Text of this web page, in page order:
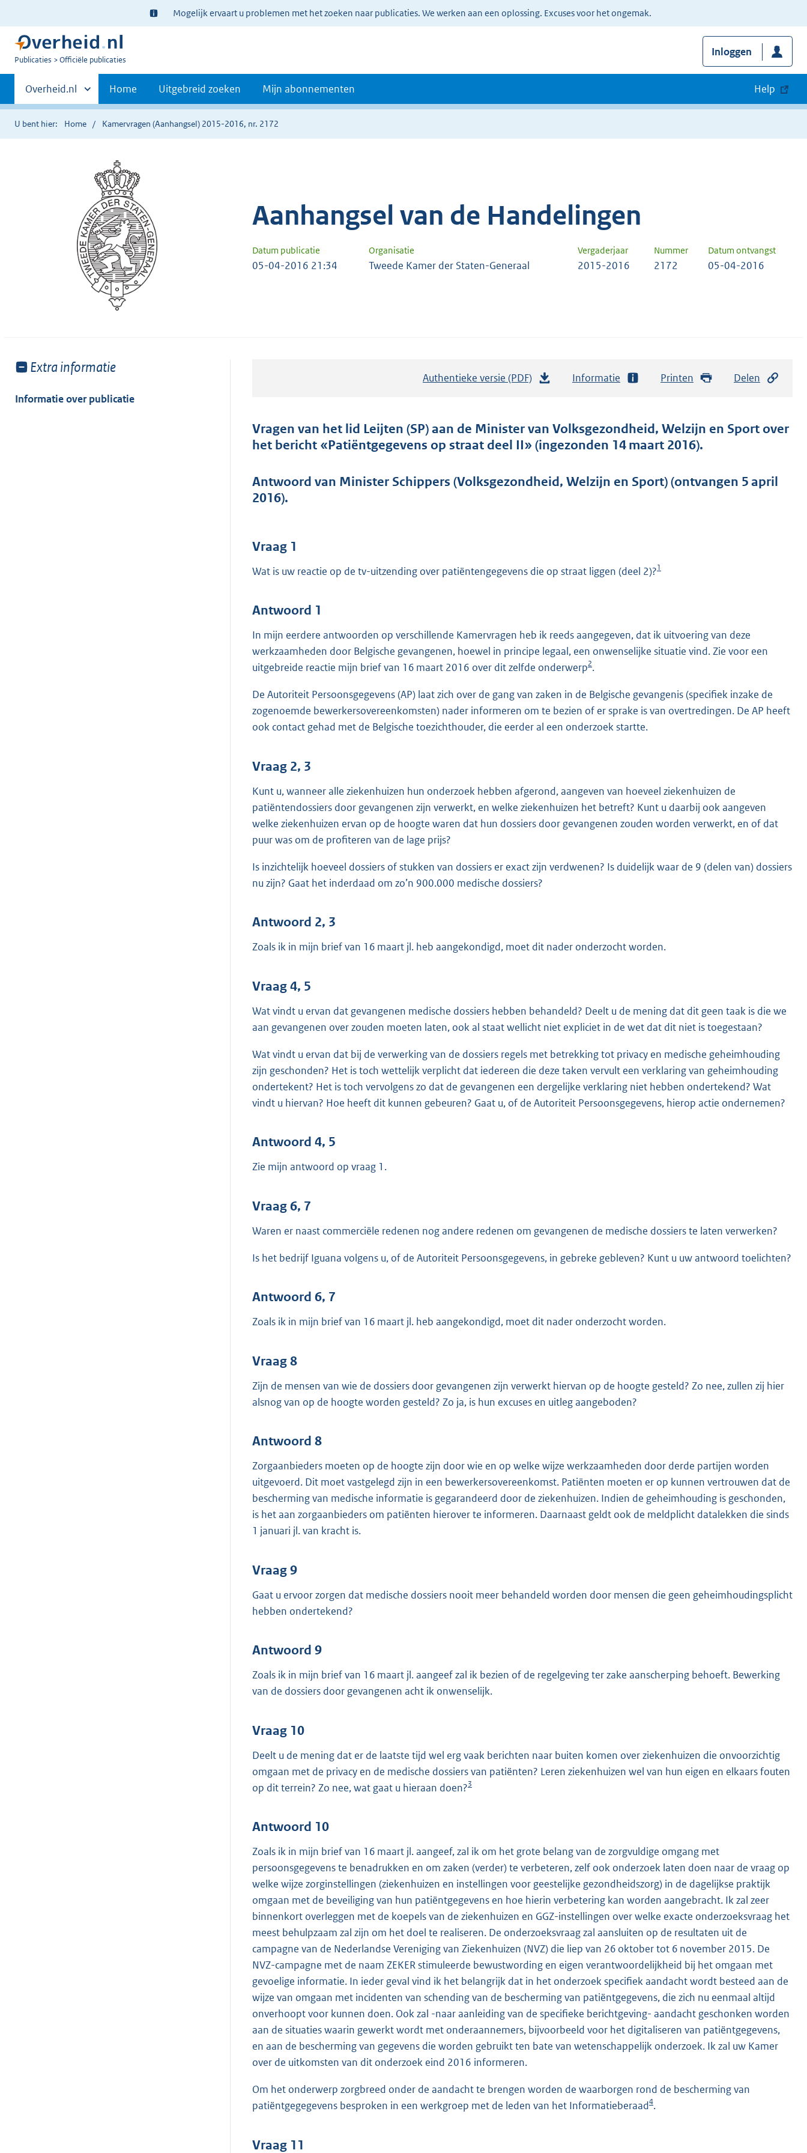
Ter
informatie:
Mogelijk ervaart u problemen met het zoeken naar publicaties. We werken aan een oplossing. Excuses voor het ongemak.
U
Publicaties Officiële publicaties
Inloggen
Primaire
navigatie
Andere
sites
binnen
Overheid.nl Home Uitgebreid zoeken Mijn abonnementen Help
U bent hier: Home Kamervragen (Aanhangsel) 2015-2016, nr. 2172
Aanhangsel van de Handelingen
Datum publicatie Organisatie Vergaderjaar Nummer Datum ontvangst
05-04-2016 21:34 Tweede Kamer der Staten-Generaal 2015-2016 2172 05-04-2016
Toon
van:
Extra informatie
Informatie over publicatie
Authentieke versie (PDF)
t
a
d
t
4
5
K
Informatie Printen Delen
Vragen van het lid Leijten (SP) aan de Minister van Volksgezondheid, Welzijn en Sport over
het bericht «Patiëntgegevens op straat deel II» (ingezonden 14 maart 2016).
Antwoord van Minister Schippers (Volksgezondheid, Welzijn en Sport) (ontvangen 5 april
2016).
Vraag 1
Wat is uw reactie op de tv-uitzending over patiëntengegevens die op straat liggen (deel 2)?1
Antwoord 1
In mijn eerdere antwoorden op verschillende Kamervragen heb ik reeds aangegeven, dat ik uitvoering van deze
werkzaamheden door Belgische gevangenen, hoewel in principe legaal, een onwenselijke situatie vind. Zie voor een
uitgebreide reactie mijn brief van 16 maart 2016 over dit zelfde onderwerp2.
De Autoriteit Persoonsgegevens (AP) laat zich over de gang van zaken in de Belgische gevangenis (specifiek inzake de
zogenoemde bewerkersovereenkomsten) nader informeren om te bezien of er sprake is van overtredingen. De AP heeft
ook contact gehad met de Belgische toezichthouder, die eerder al een onderzoek startte.
Vraag 2, 3
Kunt u, wanneer alle ziekenhuizen hun onderzoek hebben afgerond, aangeven van hoeveel ziekenhuizen de
patiëntendossiers door gevangenen zijn verwerkt, en welke ziekenhuizen het betreft? Kunt u daarbij ook aangeven
welke ziekenhuizen ervan op de hoogte waren dat hun dossiers door gevangenen zouden worden verwerkt, en of dat
puur was om de profiteren van de lage prijs?
Is inzichtelijk hoeveel dossiers of stukken van dossiers er exact zijn verdwenen? Is duidelijk waar de 9 (delen van) dossiers
nu zijn? Gaat het inderdaad om zo’n 900.000 medische dossiers?
Antwoord 2, 3
Zoals ik in mijn brief van 16 maart jl. heb aangekondigd, moet dit nader onderzocht worden.
Vraag 4, 5
Wat vindt u ervan dat gevangenen medische dossiers hebben behandeld? Deelt u de mening dat dit geen taak is die we
aan gevangenen over zouden moeten laten, ook al staat wellicht niet expliciet in de wet dat dit niet is toegestaan?
Wat vindt u ervan dat bij de verwerking van de dossiers regels met betrekking tot privacy en medische geheimhouding
zijn geschonden? Het is toch wettelijk verplicht dat iedereen die deze taken vervult een verklaring van geheimhouding
ondertekent? Het is toch vervolgens zo dat de gevangenen een dergelijke verklaring niet hebben ondertekend? Wat
vindt u hiervan? Hoe heeft dit kunnen gebeuren? Gaat u, of de Autoriteit Persoonsgegevens, hierop actie ondernemen?
Antwoord 4, 5
Zie mijn antwoord op vraag 1.
Vraag 6, 7
Waren er naast commerciële redenen nog andere redenen om gevangenen de medische dossiers te laten verwerken?
Is het bedrijf Iguana volgens u, of de Autoriteit Persoonsgegevens, in gebreke gebleven? Kunt u uw antwoord toelichten?
Antwoord 6, 7
Zoals ik in mijn brief van 16 maart jl. heb aangekondigd, moet dit nader onderzocht worden.
Vraag 8
Zijn de mensen van wie de dossiers door gevangenen zijn verwerkt hiervan op de hoogte gesteld? Zo nee, zullen zij hier
alsnog van op de hoogte worden gesteld? Zo ja, is hun excuses en uitleg aangeboden?
Antwoord 8
Zorgaanbieders moeten op de hoogte zijn door wie en op welke wijze werkzaamheden door derde partijen worden
uitgevoerd. Dit moet vastgelegd zijn in een bewerkersovereenkomst. Patiënten moeten er op kunnen vertrouwen dat de
bescherming van medische informatie is gegarandeerd door de ziekenhuizen. Indien de geheimhouding is geschonden,
is het aan zorgaanbieders om patiënten hierover te informeren. Daarnaast geldt ook de meldplicht datalekken die sinds
1 januari jl. van kracht is.
Vraag 9
Gaat u ervoor zorgen dat medische dossiers nooit meer behandeld worden door mensen die geen geheimhoudingsplicht
hebben ondertekend?
Antwoord 9
Zoals ik in mijn brief van 16 maart jl. aangeef zal ik bezien of de regelgeving ter zake aanscherping behoeft. Bewerking
van de dossiers door gevangenen acht ik onwenselijk.
Vraag 10
Deelt u de mening dat er de laatste tijd wel erg vaak berichten naar buiten komen over ziekenhuizen die onvoorzichtig
omgaan met de privacy en de medische dossiers van patiënten? Leren ziekenhuizen wel van hun eigen en elkaars fouten
op dit terrein? Zo nee, wat gaat u hieraan doen?3
Antwoord 10
Zoals ik in mijn brief van 16 maart jl. aangeef, zal ik om het grote belang van de zorgvuldige omgang met
persoonsgegevens te benadrukken en om zaken (verder) te verbeteren, zelf ook onderzoek laten doen naar de vraag op
welke wijze zorginstellingen (ziekenhuizen en instellingen voor geestelijke gezondheidszorg) in de dagelijkse praktijk
omgaan met de beveiliging van hun patiëntgegevens en hoe hierin verbetering kan worden aangebracht. Ik zal zeer
binnenkort overleggen met de koepels van de ziekenhuizen en GGZ-instellingen over welke exacte onderzoeksvraag het
meest behulpzaam zal zijn om het doel te realiseren. De onderzoeksvraag zal aansluiten op de resultaten uit de
campagne van de Nederlandse Vereniging van Ziekenhuizen (NVZ) die liep van 26 oktober tot 6 november 2015. De
NVZ-campagne met de naam ZEKER stimuleerde bewustwording en eigen verantwoordelijkheid bij het omgaan met
gevoelige informatie. In ieder geval vind ik het belangrijk dat in het onderzoek specifiek aandacht wordt besteed aan de
wijze van omgaan met incidenten van schending van de bescherming van patiëntgegevens, die zich nu eenmaal altijd
onverhoopt voor kunnen doen. Ook zal -naar aanleiding van de specifieke berichtgeving- aandacht geschonken worden
aan de situaties waarin gewerkt wordt met onderaannemers, bijvoorbeeld voor het digitaliseren van patiëntgegevens,
en aan de bescherming van gegevens die worden gebruikt ten bate van wetenschappelijk onderzoek. Ik zal uw Kamer
over de uitkomsten van dit onderzoek eind 2016 informeren.
Om het onderwerp zorgbreed onder de aandacht te brengen worden de waarborgen rond de bescherming van
patiëntgegegevens besproken in een werkgroep met de leden van het Informatieberaad4.
Vraag 11